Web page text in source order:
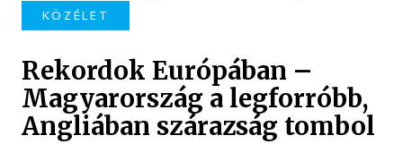
KÖZÉLET
Rekordok Európában –
Magyarország a legforróbb,
Angliában szárazság tombol